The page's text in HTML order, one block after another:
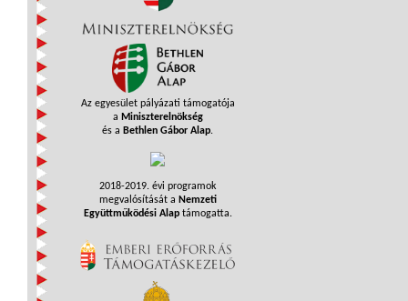
Az egyesület pályázati támogatója
a Miniszterelnökség
és a Bethlen Gábor Alap.
2018-2019. évi programok
megvalósítását a Nemzeti
Együttműködési Alaptámogatta.